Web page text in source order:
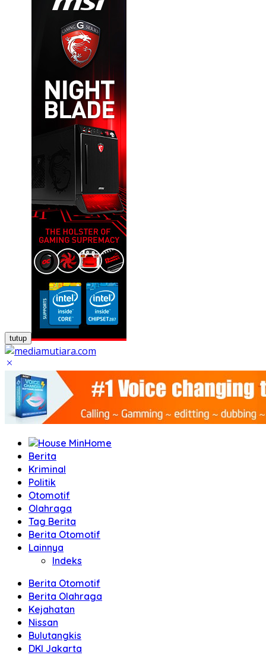
tutup
Home
Berita
Kriminal
Politik
Otomotif
Olahraga
Tag Berita
Berita Otomotif
Lainnya
Indeks
Berita Otomotif
Berita Olahraga
Kejahatan
Nissan
Bulutangkis
DKI Jakarta